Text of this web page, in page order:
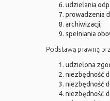
udzielania
prowadzenia
archiwizacji;
spełniania
Podstawą prawną
udzielona
niezbędność
niezbędność
niezbędność